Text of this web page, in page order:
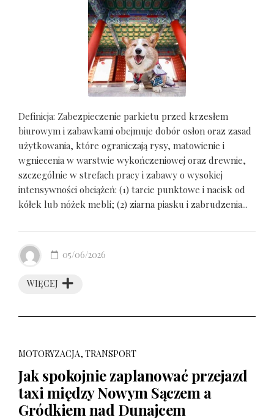
Definicja: Zabezpieczenie parkietu przed krzesłem
biurowym i zabawkami obejmuje dobór osłon oraz zasad
użytkowania, które ograniczają rysy, matowienie i
wgniecenia w warstwie wykończeniowej oraz drewnie,
szczególnie w strefach pracy i zabawy o wysokiej
intensywności obciążeń: (1) tarcie punktowe i nacisk od
kółek lub nóżek mebli; (2) ziarna piasku i zabrudzenia...
WIĘCEJ
05/06/2026
MOTORYZACJA, TRANSPORT
Jak spokojnie zaplanować przejazd
taxi między Nowym Sączem a
Gródkiem nad Dunajcem